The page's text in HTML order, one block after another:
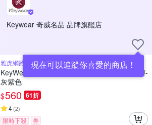
Keywear 奇威名品 品牌旗艦店
現在可以追蹤你喜愛的商店！
雅虎網路獨家款
KeyWear奇威名品 誇張口袋格紋鬆緊腰七分褲-
灰紫色
$560 61折
4(2)
限時下殺 券